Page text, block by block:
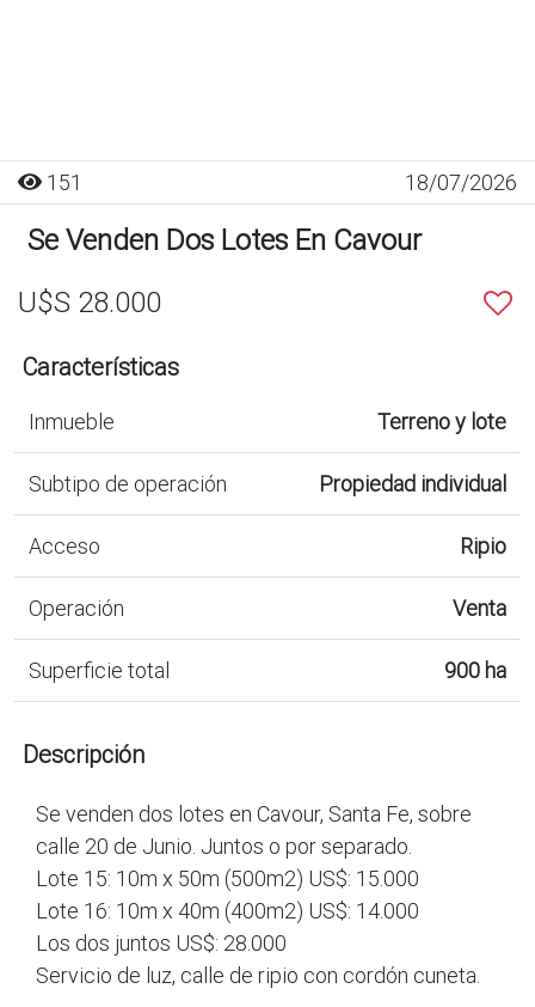
151 18/07/2026
Se Venden Dos Lotes En Cavour
U$S 28.000
Características
Inmueble Terreno y lote
Subtipo de operación Propiedad individual
Acceso Ripio
Operación Venta
Superficie total 900 ha
Descripción
Se venden dos lotes en Cavour, Santa Fe, sobre
calle 20 de Junio. Juntos o por separado.
Lote 15: 10m x 50m (500m2) US$: 15.000
Lote 16: 10m x 40m (400m2) US$: 14.000
Los dos juntos US$: 28.000
Servicio de luz, calle de ripio con cordón cuneta.